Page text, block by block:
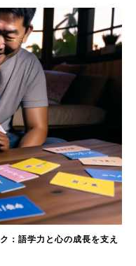
：語学力と心の成長を支え